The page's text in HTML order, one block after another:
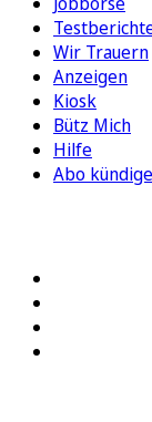
Wir Trauern
Anzeigen
Kiosk
Bütz Mich
Hilfe
Abo